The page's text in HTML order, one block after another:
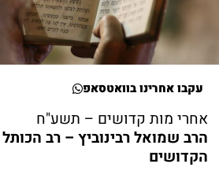
עקבו אחרינו בוואטסאפ
אחרי מות קדושים – תשע"ח
הרב שמואל רבינוביץ – רב
הקדושים